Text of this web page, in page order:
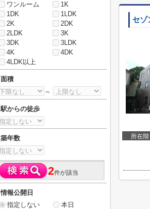
セゾ
所在階
ワンルーム
1K
1DK
1LDK
2K
2DK
2LDK
3K
3DK
3LDK
4K
4DK
4LDK以上
面積
～
駅からの徒歩
築年数
2件が該当
情報公開日
指定しない
本日